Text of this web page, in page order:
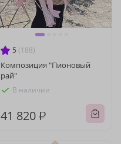
5 (188)
Композиция "Пионовый
рай"
В наличии
41 820 ₽